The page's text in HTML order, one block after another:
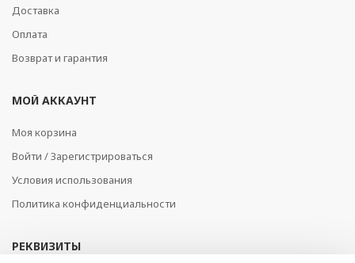
Доставка
Оплата
Возврат и гарантия
МОЙ АККАУНТ
Моя корзина
Войти / Зарегистрироваться
Условия использования
Политика конфиденциальности
РЕКВИЗИТЫ